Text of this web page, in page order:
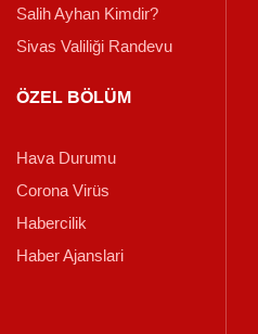
Salih Ayhan Kimdir?
Sivas Valiliği Randevu
ÖZEL BÖLÜM
Hava Durumu
Corona Virüs
Habercilik
Haber Ajanslari